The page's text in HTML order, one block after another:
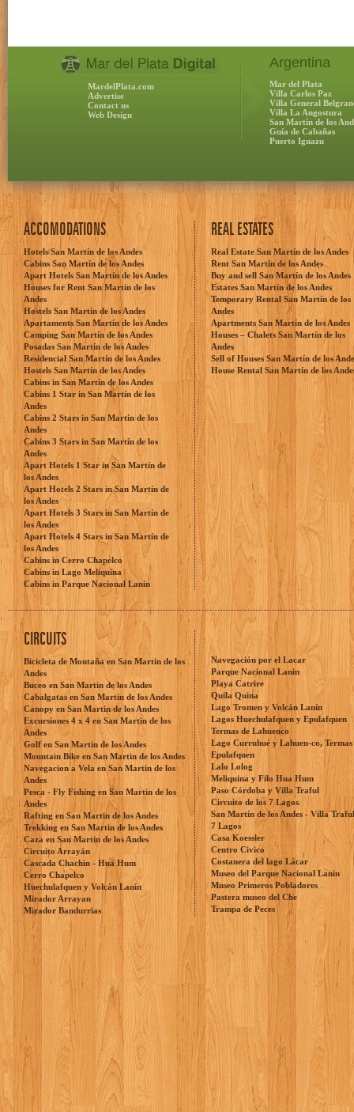
MardelPlata.com
Advertise
Contact us
Web Design
Argentina
Mar del Plata
Villa Carlos Paz
Villa General
Villa La Angostura
San Martín de los
Guía de Cabañas
Puerto Iguazu
ACCOMODATIONS
Hotels San Martín de los Andes
Cabins San Martín de los Andes
Apart Hotels San Martín de los Andes
Houses for Rent San Martín de los
Andes
Hostels San Martín de los Andes
Apartaments San Martín de los Andes
Camping San Martín de los Andes
Posadas San Martín de los Andes
Residencial San Martín de los Andes
Hostels San Martín de los Andes
Cabins in San Martín de los Andes
Cabins 1 Star in San Martín de los
Andes
Cabins 2 Stars in San Martín de los
Andes
Cabins 3 Stars in San Martín de los
Andes
Apart Hotels 1 Star in San Martín de
los Andes
Apart Hotels 2 Stars in San Martín de
los Andes
Apart Hotels 3 Stars in San Martín de
los Andes
Apart Hotels 4 Stars in San Martín de
los Andes
Cabins in Cerro Chapelco
Cabins in Lago Meliquina
Cabins in Parque Nacional Lanin
REAL ESTATES
Real Estate San Martín de los Andes
Rent San Martín de los Andes
Buy and sell San Martín de los Andes
Estates San Martín de los Andes
Temporary Rental San Martín de los
Andes
Apartments San Martín de los Andes
Houses – Chalets San Martín de los
Andes
Sell of Houses San Martín de los
House Rental San Martín de los
CIRCUITS
Bicicleta de Montaña en San Martin de los
Andes
Buceo en San Martin de los Andes
Cabalgatas en San Martin de los Andes
Canopy en San Martin de los Andes
Excursiones 4 x 4 en San Martin de los
Andes
Golf en San Martin de los Andes
Mountain Bike en San Martin de los Andes
Navegacion a Vela en San Martin de los
Andes
Pesca - Fly Fishing en San Martin de los
Andes
Rafting en San Martin de los Andes
Trekking en San Martin de los Andes
Caza en San Martin de los Andes
Circuito Arrayán
Cascada Chachin - Hua Hum
Cerro Chapelco
Huechulafquen y Volcán Lanín
Mirador Arrayan
Mirador Bandurrias
Navegación por el Lacar
Parque Nacional Lanin
Playa Catrire
Quila Quina
Lago Tromen y Volcán Lanín
Lagos Huechulafquen y Epulafquen
Termas de Lahuenco
Lago Curruhué y Lahuen-co, Termas
Epulafquen
Lalo Lolog
Meliquina y Filo Hua Hum
Paso Córdoba y Villa Traful
Circuito de los 7 Lagos
San Martín de los Andes - Villa
7 Lagos
Casa Koessler
Centro Civico
Costanera del lago Lácar
Museo del Parque Nacional Lanin
Museo Primeros Pobladores
Pastera museo del Che
Trampa de Peces